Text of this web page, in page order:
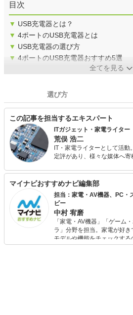
目次
▼ USB充電器とは？
▼ 4ポートのUSB充電器とは
▼ USB充電器の選び方
▼ 4ポートのUSB充電器おすすめ5選
全てを見る
選び方
この記事を担当するエキスパート
ITガジェット・家電ライター
荒俣 浩二
IT・家電ライターとして活
定評があり、様々な媒体へ
るのも大好きなので、新し
てしまう傾向が強い。
マイナビおすすめナビ編集部
担当：家電・AV機器、PC・
ビー
中村 宥磨
「家電・AV機器」「ゲーム
ラ」分野を担当。家電が好
モデルや機能をチェックす
ムを楽しみながら、新作タ